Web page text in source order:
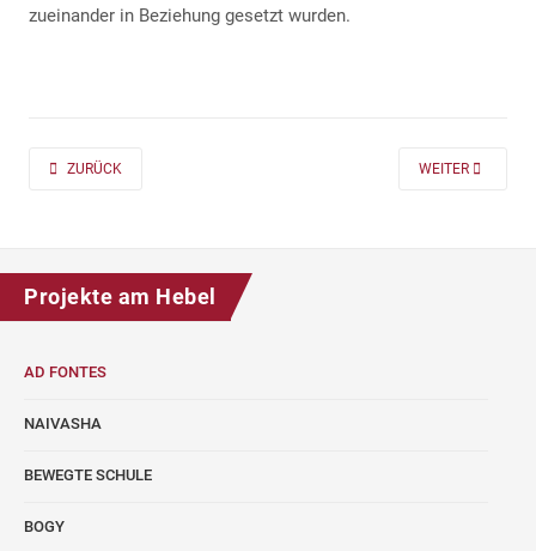
zueinander in Beziehung gesetzt wurden.
PREVIOUS ARTICLE: AD FONTES 2019/20 „MASS“ FÜR DIE KLASSEN 7
ZURÜCK NEXT ARTICLE:
WEITER
Projekte am Hebel
AD FONTES
NAIVASHA
BEWEGTE SCHULE
BOGY